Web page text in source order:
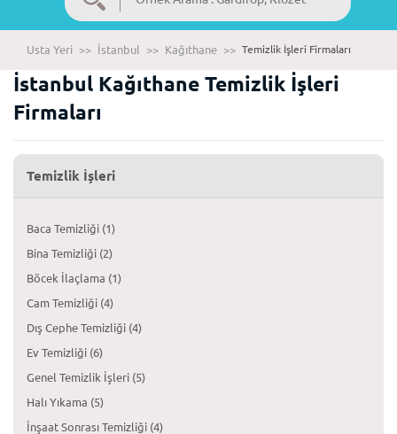
Usta Yeri >> İstanbul >> Kağıthane >> Temizlik İşleri Firmaları
İstanbul Kağıthane Temizlik İşleri
Firmaları
Temizlik İşleri
Baca Temizliği (1)
Bina Temizliği (2)
Böcek İlaçlama (1)
Cam Temizliği (4)
Dış Cephe Temizliği (4)
Ev Temizliği (6)
Genel Temizlik İşleri (5)
Halı Yıkama (5)
İnşaat Sonrası Temizliği (4)